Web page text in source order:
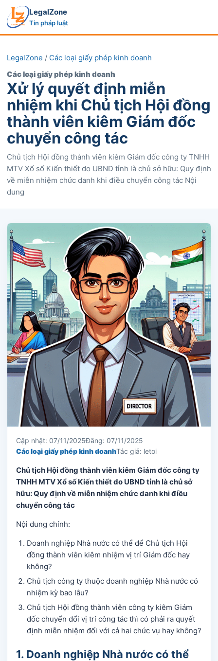
LegalZone
Tin pháp luật
LegalZone / Các loại giấy phép kinh doanh
Các loại giấy phép kinh doanh
Xử lý quyết định miễn
nhiệm khi Chủ tịch Hội đồng
thành viên kiêm Giám đốc
chuyển công tác
Chủ tịch Hội đồng thành viên kiêm Giám đốc công ty TNHH
MTV Xổ số Kiến thiết do UBND tỉnh là chủ sở hữu: Quy định
về miễn nhiệm chức danh khi điều chuyển công tác Nội
dung
Cập nhật: 07/11/2025Đăng: 07/11/2025
Các loại giấy phép kinh doanhTác giả: letoi
Chủ tịch Hội đồng thành viên kiêm Giám đốc công ty
TNHH MTV Xổ số Kiến thiết do UBND tỉnh là chủ sở
hữu: Quy định về miễn nhiệm chức danh khi điều
chuyển công tác
Nội dung chính:
Doanh nghiệp Nhà nước có thể để Chủ tịch Hội
đồng thành viên kiêm nhiệm vị trí Giám đốc hay
không?
Chủ tịch công ty thuộc doanh nghiệp Nhà nước có
nhiệm kỳ bao lâu?
Chủ tịch Hội đồng thành viên công ty kiêm Giám
đốc chuyển đổi vị trí công tác thì có phải ra quyết
định miễn nhiệm đối với cả hai chức vụ hay không?
1. Doanh nghiệp Nhà nước có thể